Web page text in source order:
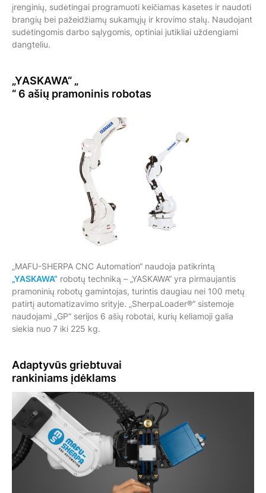
įrenginių, sudėtingai programuoti keičiamas kasetes ir naudoti
brangių bei pažeidžiamų sukamųjų ir krovimo stalų. Naudojant
sudėtingomis darbo sąlygomis, optiniai jutikliai uždengiami
dangteliu.
„YASKAWA“ „
“ 6 ašių pramoninis robotas
„MAFU-SHERPA CNC Automation“ naudoja patikrintą
„YASKAWA“ robotų techniką – „YASKAWA“ yra pirmaujantis
pramoninių robotų gamintojas, turintis daugiau nei 100 metų
patirtį automatizavimo srityje. „SherpaLoader®“ sistemoje
naudojami „GP“ serijos 6 ašių robotai, kurių keliamoji galia
siekia nuo 7 iki 225 kg.
Adaptyvūs griebtuvai
rankiniams įdėklams